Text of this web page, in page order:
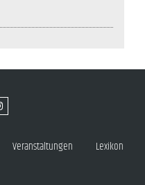
Veranstaltungen Lexikon